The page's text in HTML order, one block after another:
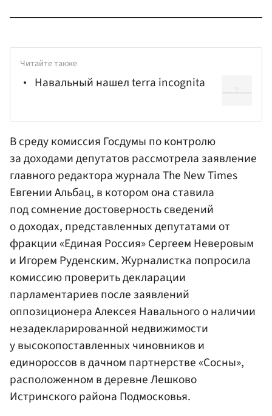
Читайте также
Навальный нашел terra incognita
В среду комиссия Госдумы по контролю
за доходами депутатов рассмотрела заявление
главного редактора журнала The New Times
Евгении Альбац, в котором она ставила
под сомнение достоверность сведений
о доходах, представленных депутатами от
фракции«Единая Россия»Сергеем Неверовым
и Игорем Руденским. Журналистка попросила
комиссию проверить декларации
парламентариев после заявлений
оппозиционера Алексея Навального о наличии
незадекларированной недвижимости
у высокопоставленных чиновников и
единороссов в дачном партнерстве «Сосны»,
расположенном в деревне Лешково
Истринского района Подмосковья.